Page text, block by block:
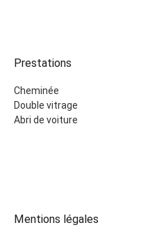
Prestations
Cheminée
Double vitrage
Abri de voiture
Mentions légales